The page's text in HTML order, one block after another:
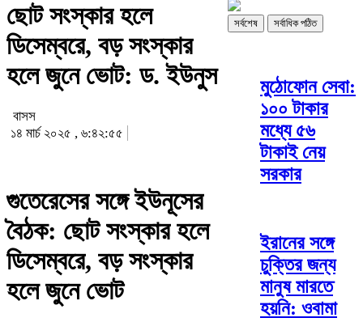
ছোট সংস্কার হলে
ডিসেম্বরে, বড় সংস্কার
হলে জুনে ভোট: ড. ইউনুস
বাসস
১৪ মার্চ ২০২৫ , ৬:৪২:৫৫
গুতেরেসের সঙ্গে ইউনূসের
বৈঠক: ছোট সংস্কার হলে
ডিসেম্বরে, বড় সংস্কার
হলে জুনে ভোট
সর্বশেষ সর্বাধিক পঠিত
মুঠোফোন সেবা:
১০০ টাকার
মধ্যে ৫৬
টাকাই নেয়
সরকার
ইরানের সঙ্গে
চুক্তির জন্য
মানুষ মারতে
হয়নি: ওবামা